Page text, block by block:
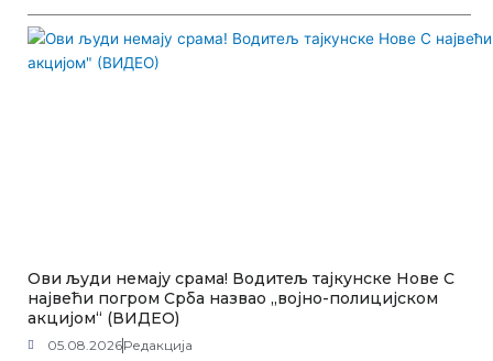
Ови људи немају срама! Водитељ тајкунске Нове С
највећи погром Срба назвао „војно-полицијском
акцијом“ (ВИДЕО)
05.08.2026Редакција